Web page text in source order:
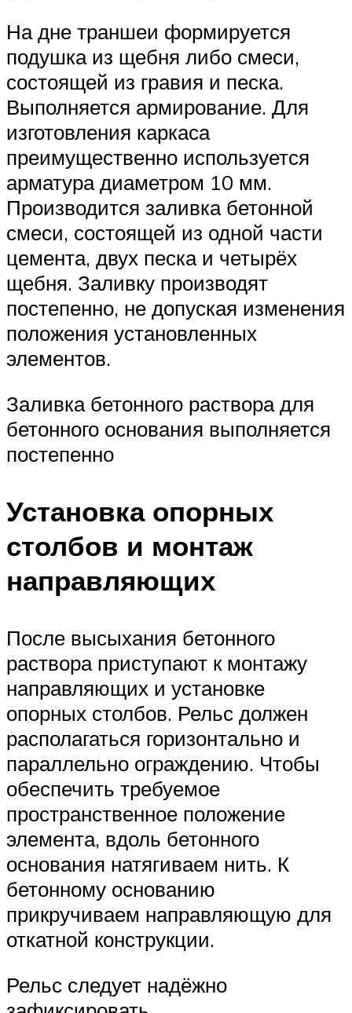
На дне траншеи формируется
подушка из щебня либо смеси,
состоящей из гравия и песка.
Выполняется армирование. Для
изготовления каркаса
преимущественно используется
арматура диаметром 10 мм.
Производится заливка бетонной
смеси, состоящей из одной части
цемента, двух песка и четырёх
щебня. Заливку производят
постепенно, не допуская изменения
положения установленных
элементов.
Заливка бетонного раствора для
бетонного основания выполняется
постепенно
Установка опорных
столбов и монтаж
направляющих
После высыхания бетонного
раствора приступают к монтажу
направляющих и установке
опорных столбов. Рельс должен
располагаться горизонтально и
параллельно ограждению. Чтобы
обеспечить требуемое
пространственное положение
элемента, вдоль бетонного
основания натягиваем нить. К
бетонному основанию
прикручиваем направляющую для
откатной конструкции.
Рельс следует надёжно